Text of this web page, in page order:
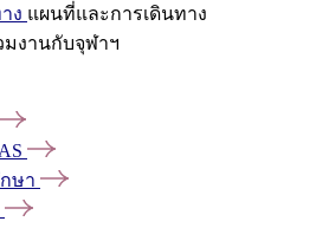
ง แผนที่และการเดินทาง
มงานกับจุฬาฯ
ษา